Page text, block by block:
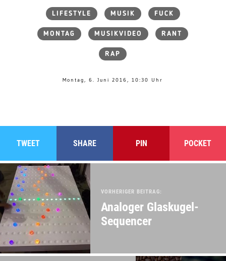
LIFESTYLE MUSIK FUCK
MONTAG MUSIKVIDEO RANT
RAP
Montag, 6. Juni 2016, 10:30 Uhr
TWEET SHARE PIN POCKET
VORHERIGER BEITRAG:
Analoger Glaskugel-
Sequencer